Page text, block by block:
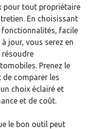
pour tout propriétaire
En choisissant
fonctionnalités, facile
jour, vous serez en
résoudre
Prenez le
de comparer les
choix éclairé et
et de coût.
le bon outil peut